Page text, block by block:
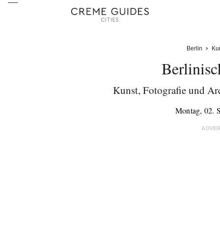
Berlin
Kunst, Fotografie und
Montag, 02.